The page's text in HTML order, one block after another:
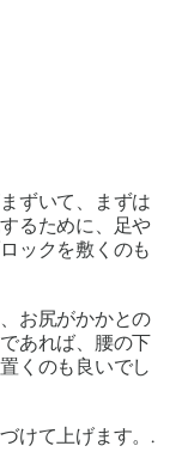
ずいて、まずは
るために、足や
ックを敷くのも
お尻がかかとの
あれば、腰の下
くのも良いでし
けて上げます。.